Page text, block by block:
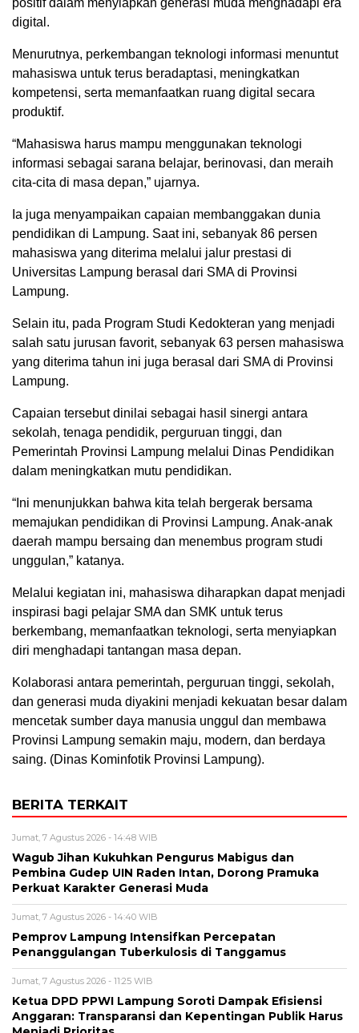
positif dalam menyiapkan generasi muda menghadapi era
digital.
Menurutnya, perkembangan teknologi informasi menuntut
mahasiswa untuk terus beradaptasi, meningkatkan
kompetensi, serta memanfaatkan ruang digital secara
produktif.
“Mahasiswa harus mampu menggunakan teknologi
informasi sebagai sarana belajar, berinovasi, dan meraih
cita-cita di masa depan,” ujarnya.
Ia juga menyampaikan capaian membanggakan dunia
pendidikan di Lampung. Saat ini, sebanyak 86 persen
mahasiswa yang diterima melalui jalur prestasi di
Universitas Lampung berasal dari SMA di Provinsi
Lampung.
Selain itu, pada Program Studi Kedokteran yang menjadi
salah satu jurusan favorit, sebanyak 63 persen mahasiswa
yang diterima tahun ini juga berasal dari SMA di Provinsi
Lampung.
Capaian tersebut dinilai sebagai hasil sinergi antara
sekolah, tenaga pendidik, perguruan tinggi, dan
Pemerintah Provinsi Lampung melalui Dinas Pendidikan
dalam meningkatkan mutu pendidikan.
“Ini menunjukkan bahwa kita telah bergerak bersama
memajukan pendidikan di Provinsi Lampung. Anak-anak
daerah mampu bersaing dan menembus program studi
unggulan,” katanya.
Melalui kegiatan ini, mahasiswa diharapkan dapat menjadi
inspirasi bagi pelajar SMA dan SMK untuk terus
berkembang, memanfaatkan teknologi, serta menyiapkan
diri menghadapi tantangan masa depan.
Kolaborasi antara pemerintah, perguruan tinggi, sekolah,
dan generasi muda diyakini menjadi kekuatan besar dalam
mencetak sumber daya manusia unggul dan membawa
Provinsi Lampung semakin maju, modern, dan berdaya
saing. (Dinas Kominfotik Provinsi Lampung).
BERITA TERKAIT
Jumat, 7 Agustus 2026 - 14:48 WIB
Wagub Jihan Kukuhkan Pengurus Mabigus dan
Pembina Gudep UIN Raden Intan, Dorong Pramuka
Perkuat Karakter Generasi Muda
Jumat, 7 Agustus 2026 - 14:40 WIB
Pemprov Lampung Intensifkan Percepatan
Penanggulangan Tuberkulosis di Tanggamus
Jumat, 7 Agustus 2026 - 11:25 WIB
Ketua DPD PPWI Lampung Soroti Dampak Efisiensi
Anggaran: Transparansi dan Kepentingan Publik Harus